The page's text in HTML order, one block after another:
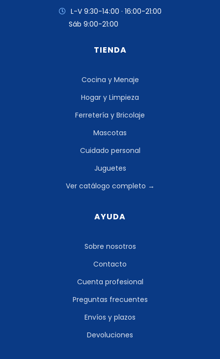
L-V 9:30-14:00 · 16:00-21:00
Sáb 9:00-21:00
TIENDA
Cocina y Menaje
Hogar y Limpieza
Ferretería y Bricolaje
Mascotas
Cuidado personal
Juguetes
Ver catálogo completo →
AYUDA
Sobre nosotros
Contacto
Cuenta profesional
Preguntas frecuentes
Envíos y plazos
Devoluciones